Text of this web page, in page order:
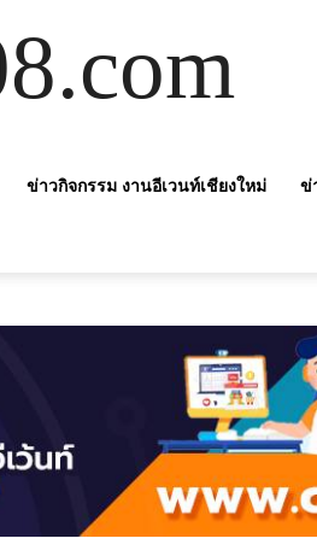
ข่าวกิจกรรม งานอีเวนท์เชียงใหม่ ข่